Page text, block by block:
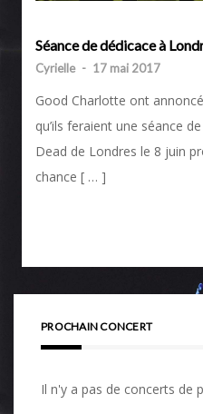
Séance de dédicace à
Cyrielle - 17 mai 2017
Good Charlotte ont
qu’ils feraient une séance
Dead de Londres le 8 juin
chance [ … ]
PROCHAIN CONCERT
Il n'y a pas de concerts de